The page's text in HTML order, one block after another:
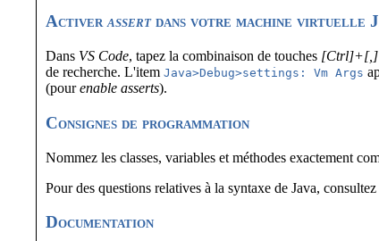
Activerassertdans votre machine virtuelle
Dans VS Code, tapez la combinaison de touches [Ctrl]+[,]
de recherche. L'itemJava>Debug>settings: Vm Args
(pourenable asserts).
Consignes de programmation
Nommez les classes, variables et méthodes exactement
Pour des questions relatives à la syntaxe de Java,
Documentation